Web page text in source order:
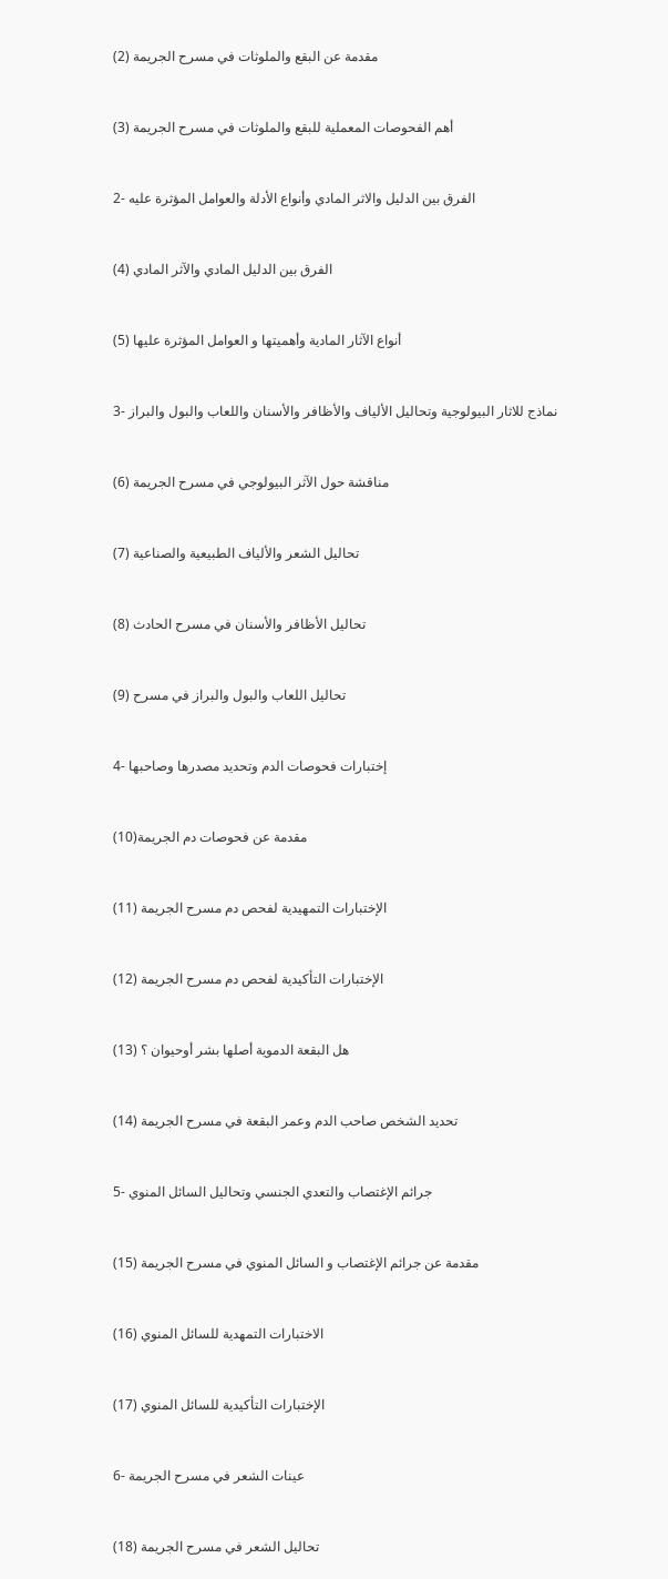
(2) مقدمة عن البقع والملوثات في مسرح الجريمة
(3) أهم الفحوصات المعملية للبقع والملوثات في مسرح الجريمة
2- الفرق بين الدليل والاثر المادي وأنواع الأدلة والعوامل المؤثرة عليه
(4) الفرق بين الدليل المادي والآثر المادي
(5) أنواع الآثار المادية وأهميتها و العوامل المؤثرة عليها
3- نماذج للاثار البيولوجية وتحاليل الألياف والأظافر والأسنان واللعاب والبول والبراز
(6) مناقشة حول الآثر البيولوجي في مسرح الجريمة
(7) تحاليل الشعر والألياف الطبيعية والصناعية
(8) تحاليل الأظافر والأسنان في مسرح الحادث
(9) تحاليل اللعاب والبول والبراز في مسرح
4- إختبارات فحوصات الدم وتحديد مصدرها وصاحبها
(10)مقدمة عن فحوصات دم الجريمة
(11) الإختبارات التمهيدية لفحص دم مسرح الجريمة
(12) الإختبارات التأكيدية لفحص دم مسرح الجريمة
(13) هل البقعة الدموية أصلها بشر أوحيوان ؟
(14) تحديد الشخص صاحب الدم وعمر البقعة في مسرح الجريمة
5- جرائم الإغتصاب والتعدي الجنسي وتحاليل السائل المنوي
(15) مقدمة عن جرائم الإغتصاب و السائل المنوي في مسرح الجريمة
(16) الاختبارات التمهدية للسائل المنوي
(17) الإختبارات التأكيدية للسائل المنوي
6- عينات الشعر في مسرح الجريمة
(18) تحاليل الشعر في مسرح الجريمة